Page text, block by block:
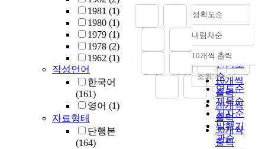
1981 (1)
1980 (1)
1979 (1)
1978 (2)
1962 (1)
작성언어
한국어
(161)
영어 (1)
자료형태
단행본
(164)
정확도순
정확도
순
인기도
순
연도순
제목순
저자순
발행기
관순
내림차순
내림차순
10개씩 출력
10개씩
출력
20개씩
출력
30개씩
출력
조회